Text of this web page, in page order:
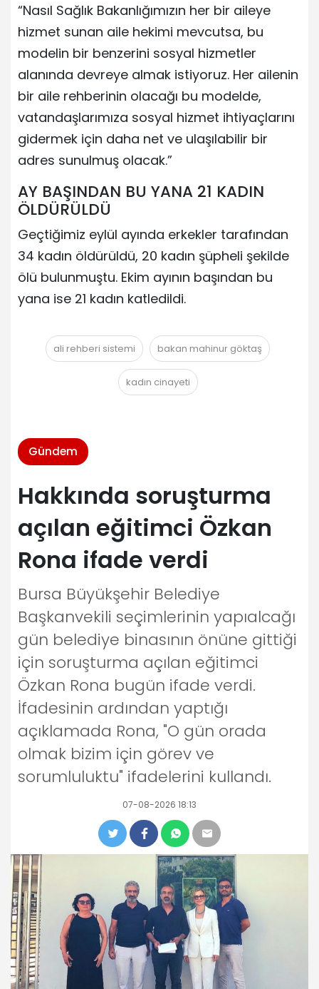
“Nasıl Sağlık Bakanlığımızın her bir aileye
hizmet sunan aile hekimi mevcutsa, bu
modelin bir benzerini sosyal hizmetler
alanında devreye almak istiyoruz. Her ailenin
bir aile rehberinin olacağı bu modelde,
vatandaşlarımıza sosyal hizmet ihtiyaçlarını
gidermek için daha net ve ulaşılabilir bir
adres sunulmuş olacak.”
AY BAŞINDAN BU YANA 21 KADIN
ÖLDÜRÜLDÜ
Geçtiğimiz eylül ayında erkekler tarafından
34 kadın öldürüldü, 20 kadın şüpheli şekilde
ölü bulunmuştu. Ekim ayının başından bu
yana ise 21 kadın katledildi.
ali rehberi sistemi bakan mahinur göktaş
kadın cinayeti
Gündem
Hakkında soruşturma
açılan eğitimci Özkan
Rona ifade verdi
Bursa Büyükşehir Belediye
Başkanvekili seçimlerinin yapıalcağı
gün belediye binasının önüne gittiği
için soruşturma açılan eğitimci
Özkan Rona bugün ifade verdi.
İfadesinin ardından yaptığı
açıklamada Rona, "O gün orada
olmak bizim için görev ve
sorumluluktu" ifadelerini kullandı.
07-08-2026 18:13